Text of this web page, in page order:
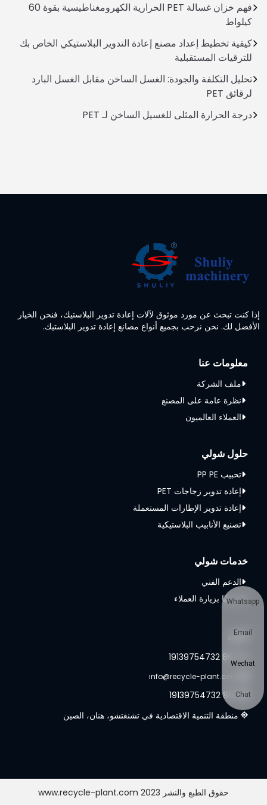
فهم خزان غسالة PET الحرارية الكهرومغناطيسية بقوة 60
كيلواط
كيفية تخطيط إعداد مصنع إعادة التدوير البلاستيكي الخاص بك
للترقيات المستقبلية
تحليل التكلفة والجودة: الغسل الساخن مقابل الغسل البارد
لرقائق PET
درجة الحرارة المثلى للغسيل الساخن لـ PET
إذا كنت تبحث عن مورد موثوق لآلات إعادة تدوير البلاستيك، فنحن الخيار
الأفضل لك. نحن نرحب بجميع أنواع مصانع إعادة تدوير البلاستيك.
معلومات عنا
ملف الشركة
نظرة عامة على المصنع
العملاء العالميون
حلول شولي
تحبيب PP PE
إعادة تدوير زجاجات PET
إعادة تدوير الإطارات المستعملة
تصنيع الأنابيب البلاستيكية
خدمات شولي
الدعم الفني
مرحبًا بزيارة العملاء
اتصل
info@recycle-plant.com
+86 19139754732
منطقة التنمية الاقتصادية في تشنغتشو، هنان، الصين
حقوق الطبع والنشر 2023 www.recycle-plant.com
Whatsapp
Email
Wechat
Chat